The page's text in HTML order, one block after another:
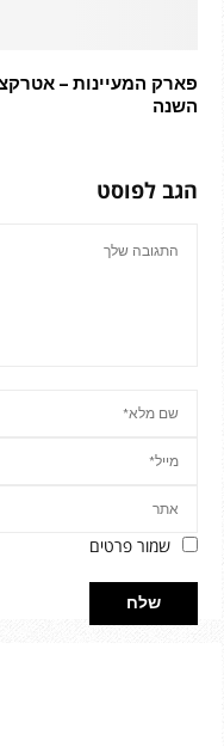
פארק המעיינות –
השנה
הגב לפוסט
שמור פרטים